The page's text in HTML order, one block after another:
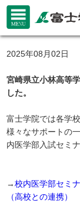
2025年08月02日
宮崎県立小林高等
した。
富士学院では各学
様々なサポートの
内医学部入試セミ
→校内医学部セミ
（高校との連携）